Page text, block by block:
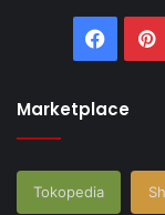
Marketplace
Tokopedia